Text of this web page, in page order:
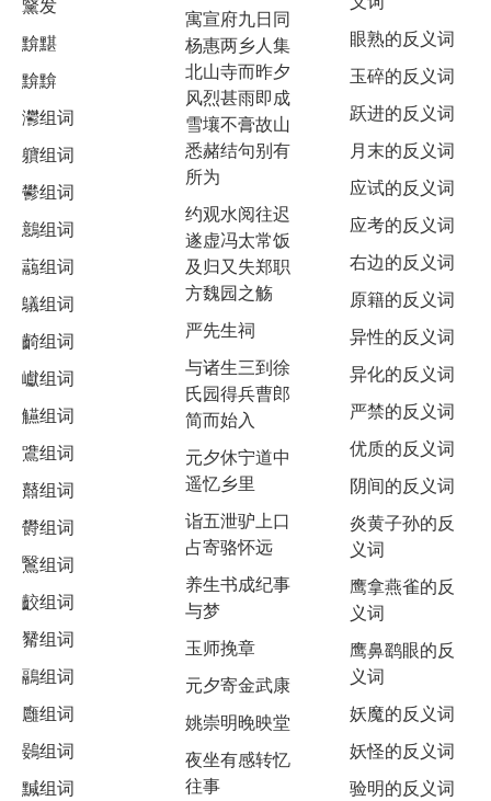
黭黮
黭黭
灪组词
軉组词
鬰组词
鷾组词
虉组词
鸃组词
齮组词
巘组词
觾组词
鷕组词
鼘组词
欎组词
鷖组词
齩组词
觺组词
鷊组词
廱组词
鷃组词
黬组词
寓宣府九日同
杨惠两乡人集
北山寺而昨夕
风烈甚雨即成
雪壤不膏故山
悉赭结句别有
所为
约观水阅往迟
遂虚冯太常饭
及归又失郑职
方魏园之觞
严先生祠
与诸生三到徐
氏园得兵曹郎
简而始入
元夕休宁道中
遥忆乡里
诣五泄驴上口
占寄骆怀远
养生书成纪事
与梦
玉师挽章
元夕寄金武康
姚崇明晚映堂
夜坐有感转忆
往事
眼熟的反义词
玉碎的反义词
跃进的反义词
月末的反义词
应试的反义词
应考的反义词
右边的反义词
原籍的反义词
异性的反义词
异化的反义词
严禁的反义词
优质的反义词
阴间的反义词
炎黄子孙的反
义词
鹰拿燕雀的反
义词
鹰鼻鹞眼的反
义词
妖魔的反义词
妖怪的反义词
验明的反义词